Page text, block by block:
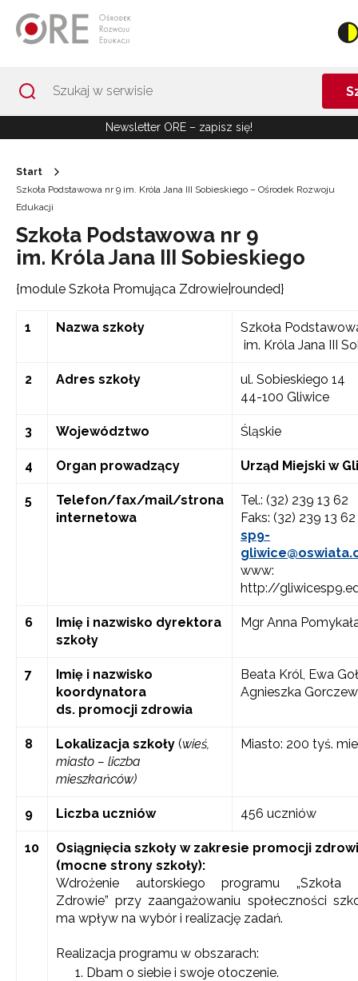
Newsletter ORE – zapisz się!
Start
Szkoła Podstawowa nr 9 im. Króla Jana III Sobieskiego – Ośrodek Rozwoju
Edukacji
Szkoła Podstawowa nr 9
im. Króla Jana III Sobieskiego
{module Szkoła Promująca Zdrowie|rounded}
1 Nazwa szkoły
Szkoła
im. Króla Jana III
2 Adres szkoły
ul. Sobieskiego 14
44-100 Gliwice
3 Województwo Śląskie
4 Organ prowadzący Urząd Miejski w
5
Telefon/fax/mail/strona
internetowa
Tel.: (32) 239 13 62
Faks: (32) 239 13 62
sp9-
www:
http://
6
Imię i nazwisko dyrektora
szkoły
Mgr Anna
7
Imię i nazwisko
koordynatora
ds. promocji zdrowia
Beata Król, Ewa
Agnieszka
8 Lokalizacja szkoły (wieś,
miasto – liczba
mieszkańców)
Miasto: 200 tyś.
9 Liczba uczniów 456 uczniów
10
Osiągnięcia szkoły w zakresie promocji
(mocne strony szkoły):
Wdrożenie autorskiego programu „Szkoła
Zdrowie” przy zaangażowaniu społeczności
ma wpływ na wybór i realizację zadań.
Realizacja programu w obszarach:
Dbam o siebie i swoje otoczenie.